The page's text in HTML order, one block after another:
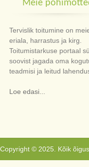
Meie
Tervislik toitumine on
eriala, harrastus ja kirg.
Toitumistarkuse portaal
soovist jagada oma
teadmisi ja leitud
Loe edasi...
Copyright © 2025. Kõik